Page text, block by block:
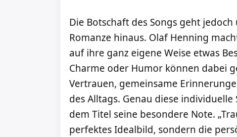
Die Botschaft des Songs geht jedoch
Romanze hinaus. Olaf Henning
auf ihre ganz eigene Weise etwas
Charme oder Humor können dabei
Vertrauen, gemeinsame
des Alltags. Genau diese
dem Titel seine besondere Note.
perfektes Idealbild, sondern die